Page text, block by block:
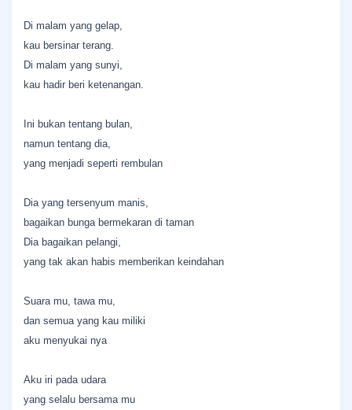
Di malam yang gelap,
kau bersinar terang.
Di malam yang sunyi,
kau hadir beri ketenangan.
Ini bukan tentang bulan,
namun tentang dia,
yang menjadi seperti rembulan
Dia yang tersenyum manis,
bagaikan bunga bermekaran di taman
Dia bagaikan pelangi,
yang tak akan habis memberikan keindahan
Suara mu, tawa mu,
dan semua yang kau miliki
aku menyukai nya
Aku iri pada udara
yang selalu bersama mu